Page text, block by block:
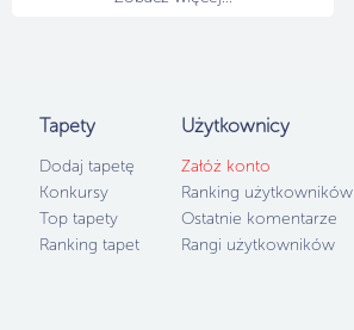
Tapety
Dodaj tapetę
Konkursy
Top tapety
Ranking tapet
Użytkownicy
Załóż konto
Ranking użytkowników
Ostatnie komentarze
Rangi użytkowników